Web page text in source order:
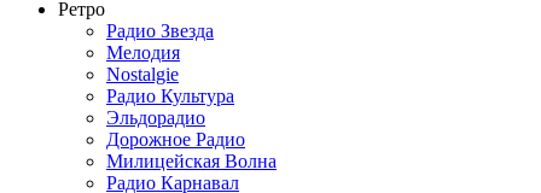
Ретро
Радио Звезда
Мелодия
Nostalgie
Радио Культура
Эльдорадио
Дорожное Радио
Милицейская Волна
Радио Карнавал